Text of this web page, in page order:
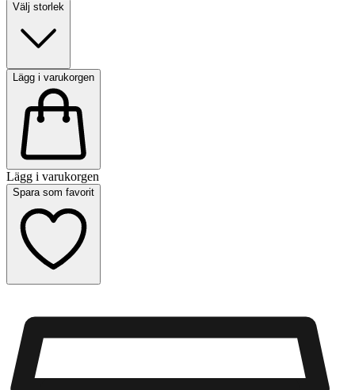
Välj storlek
Lägg i varukorgen
Lägg i varukorgen
Spara som favorit